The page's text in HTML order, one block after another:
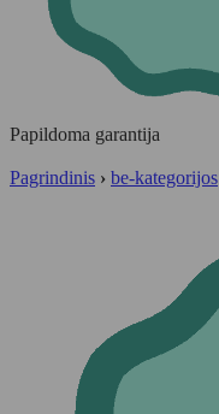
Papildoma garantija
Pagrindinis › be-kategorijos